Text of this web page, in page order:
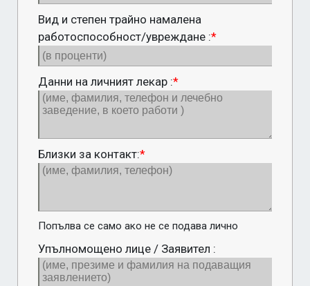
Вид и степен трайно намалена
работоспособност/увреждане :*
Данни на личният лекар :*
Близки за контакт:*
Попълва се само ако не се подава лично
Упълномощено лице / Заявител :